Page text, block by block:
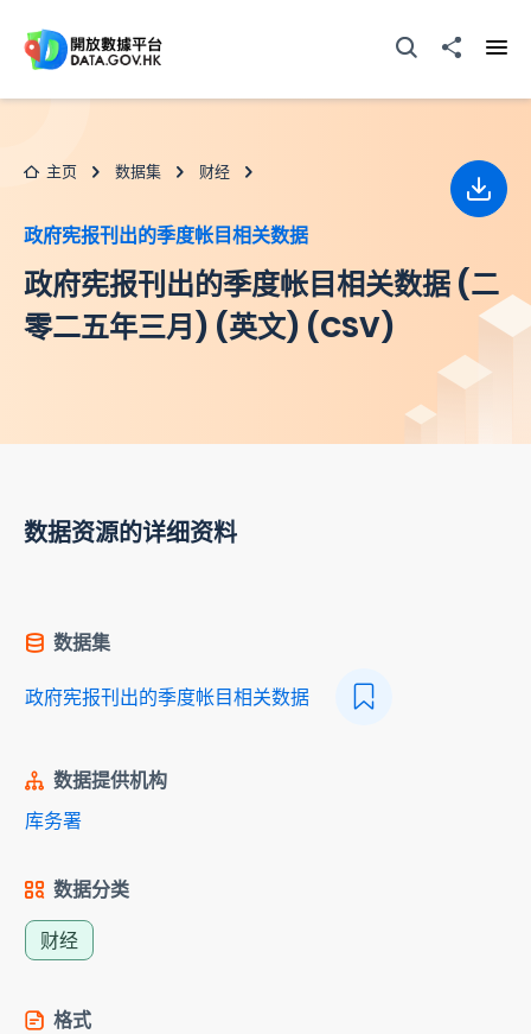
打开搜寻器分享至
主页 数据集 财经
政府宪报刊出的季度帐目相关数据
政府宪报刊出的季度帐目相关数据 (二
零二五年三月) (英文) (CSV)
下载
数据资源的详细资料
数据集
政府宪报刊出的季度帐目相关数据
数据提供机构
库务署
数据分类
财经
格式